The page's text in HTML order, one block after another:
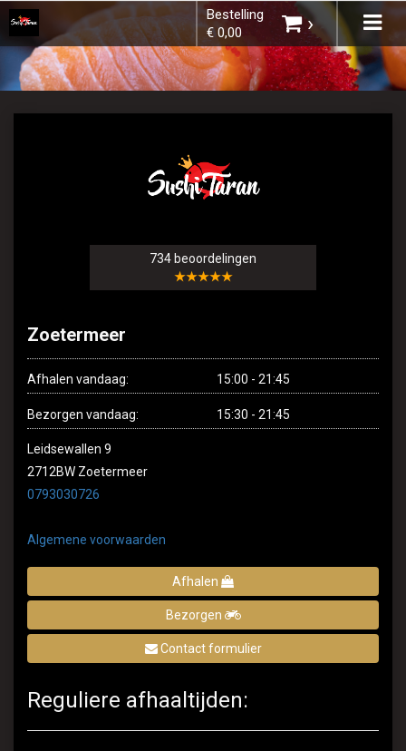
×
Bestelling
€ 0,00
›
Kies een vestiging
winkelmandje.
Verder winkelen
734 beoordelingen
★★★★★
Zoetermeer
Afhalen vandaag: 15:00 - 21:45
Bezorgen vandaag: 15:30 - 21:45
Leidsewallen 9
2712BW Zoetermeer
0793030726
Algemene voorwaarden
Afhalen
Bezorgen
Contact formulier
Reguliere afhaaltijden: